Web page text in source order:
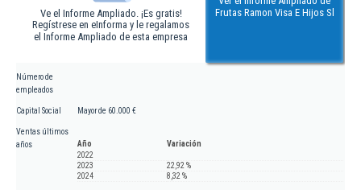
Ve el Informe Ampliado. ¡Es gratis!
Regístrese en eInforma y le regalamos
el Informe Ampliado de esta empresa
Frutas Ramon Visa E Hijos Sl
Número de
empleados
Capital Social Mayor de 60.000 €
Ventas últimos
años
Año
Variación
2022
2023
22,92 %
2024
8,32 %